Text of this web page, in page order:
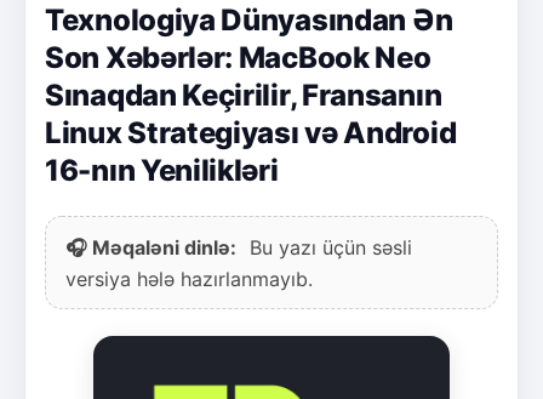
Texnologiya Dünyasından Ən
Son Xəbərlər: MacBook Neo
Sınaqdan Keçirilir, Fransanın
Linux Strategiyası və Android
16-nın Yenilikləri
🎧 Məqaləni dinlə:
Bu yazı üçün səsli
versiya hələ hazırlanmayıb.